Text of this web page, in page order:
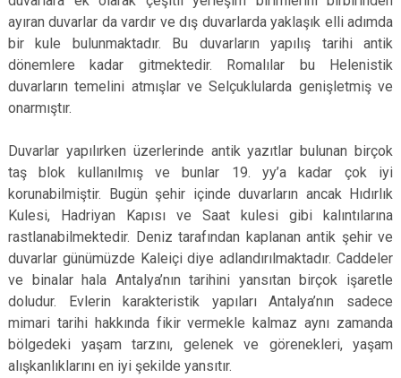
ayıran duvarlar da vardır ve dış duvarlarda yaklaşık elli adımda
bir kule bulunmaktadır. Bu duvarların yapılış tarihi antik
dönemlere kadar gitmektedir. Romalılar bu Helenistik
duvarların temelini atmışlar ve Selçuklularda genişletmiş ve
onarmıştır.
Duvarlar yapılırken üzerlerinde antik yazıtlar bulunan birçok
taş blok kullanılmış ve bunlar 19. yy’a kadar çok iyi
korunabilmiştir. Bugün şehir içinde duvarların ancak Hıdırlık
Kulesi, Hadriyan Kapısı ve Saat kulesi gibi kalıntılarına
rastlanabilmektedir. Deniz tarafından kaplanan antik şehir ve
duvarlar günümüzde Kaleiçi diye adlandırılmaktadır. Caddeler
ve binalar hala Antalya’nın tarihini yansıtan birçok işaretle
doludur. Evlerin karakteristik yapıları Antalya’nın sadece
mimari tarihi hakkında fikir vermekle kalmaz aynı zamanda
bölgedeki yaşam tarzını, gelenek ve görenekleri, yaşam
alışkanlıklarını en iyi şekilde yansıtır.